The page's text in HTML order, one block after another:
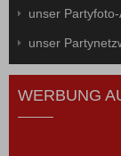
unser
unser
WERBUNG